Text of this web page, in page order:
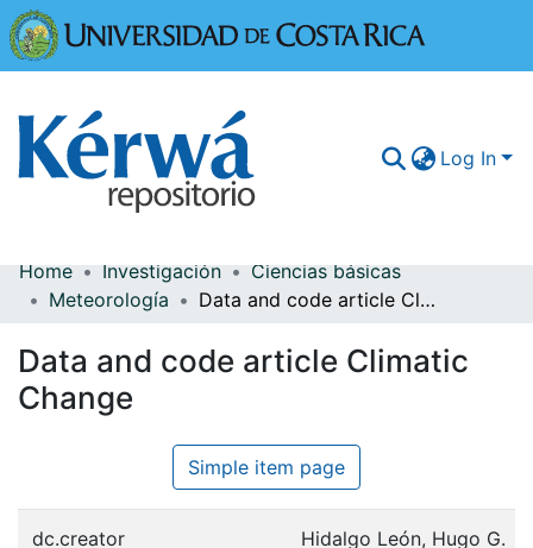
Log In
Communities & Collections
Browse Kérwá
Home Investigación
Ciencias básicas
Meteorología
Data and code article Climatic Change
Data and code article Climatic
Change
Simple item page
dc.creator Hidalgo León, Hugo G.